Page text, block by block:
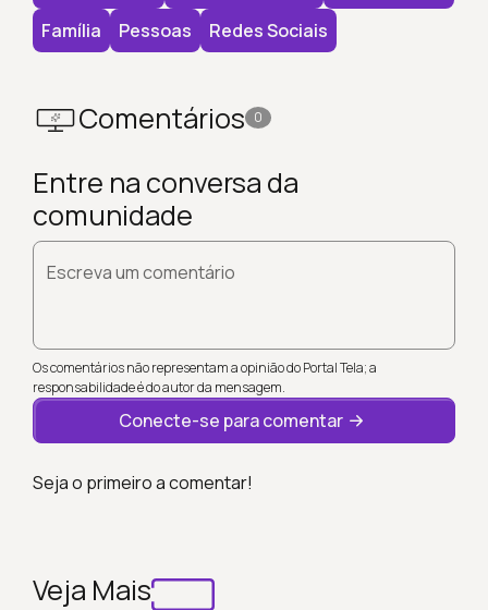
Família Pessoas Redes Sociais
Comentários 0
Entre na conversa da
comunidade
Escreva um comentário
Os comentários não representam a opinião do Portal Tela; a
responsabilidade é do autor da mensagem.
Conecte-se para comentar
Seja o primeiro a comentar!
Veja Mais